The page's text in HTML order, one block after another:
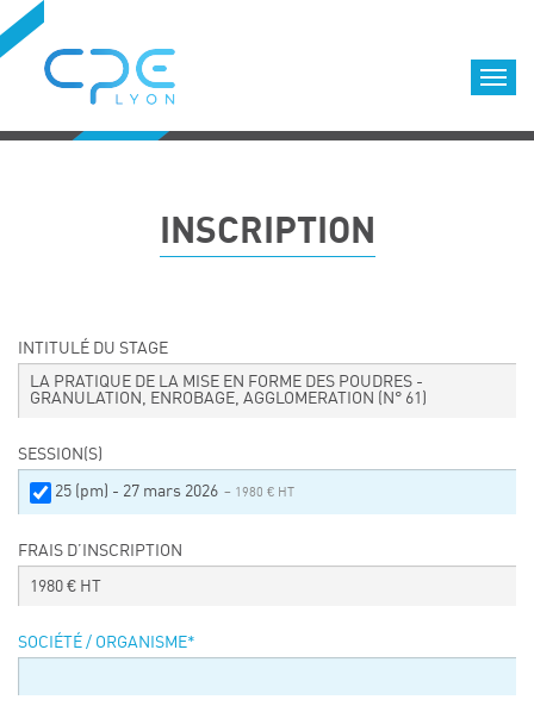
Formations diplômantes
Equipe
Nous choisir
LOCATION DE SALLES DE FORMATION
Accès
Événements
FRENCH-CHINESE CONFERENCE ON GREEN
INSCRIPTION
INTITULÉ DU STAGE
LA PRATIQUE DE LA MISE EN FORME DES POUDRES -
GRANULATION, ENROBAGE, AGGLOMERATION (N° 61)
SESSION(S)
25 (pm) - 27 mars 2026 – 1980 € HT
FRAIS D’INSCRIPTION
1980 € HT
SOCIÉTÉ / ORGANISME*
Cookies management panel